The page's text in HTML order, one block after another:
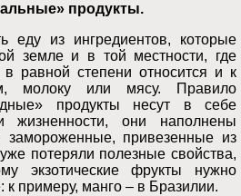
продукты.
еду из ингредиентов, которые
земле и в той местности, где
в равной степени относится и к
молоку или мясу. Правило
продукты несут в себе
жизненности, они наполнены
замороженные, привезенные из
потеряли полезные свойства,
экзотические фрукты нужно
к примеру, манго – в Бразилии.